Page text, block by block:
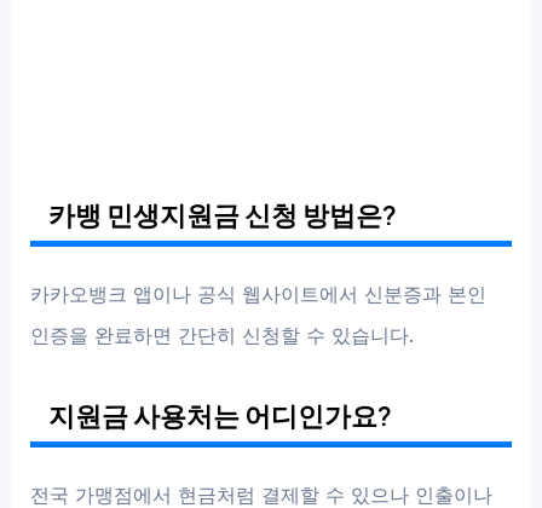
카뱅 민생지원금 신청 방법은?
카카오뱅크 앱이나 공식 웹사이트에서 신분증과 본인
인증을 완료하면 간단히 신청할 수 있습니다.
지원금 사용처는 어디인가요?
전국 가맹점에서 현금처럼 결제할 수 있으나 인출이나